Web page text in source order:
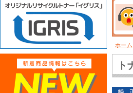
ホーム